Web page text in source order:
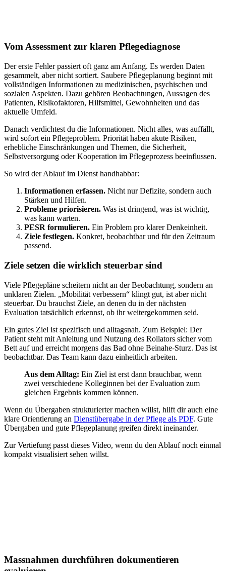
Vom Assessment zur klaren Pflegediagnose
Der erste Fehler passiert oft ganz am Anfang. Es werden Daten
gesammelt, aber nicht sortiert. Saubere Pflegeplanung beginnt mit
vollständigen Informationen zu medizinischen, psychischen und
sozialen Aspekten. Dazu gehören Beobachtungen, Aussagen des
Patienten, Risikofaktoren, Hilfsmittel, Gewohnheiten und das
aktuelle Umfeld.
Danach verdichtest du die Informationen. Nicht alles, was auffällt,
wird sofort ein Pflegeproblem. Priorität haben akute Risiken,
erhebliche Einschränkungen und Themen, die Sicherheit,
Selbstversorgung oder Kooperation im Pflegeprozess beeinflussen.
So wird der Ablauf im Dienst handhabbar:
Informationen erfassen. Nicht nur Defizite, sondern auch
Stärken und Hilfen.
Probleme priorisieren. Was ist dringend, was ist wichtig,
was kann warten.
PESR formulieren. Ein Problem pro klarer Denkeinheit.
Ziele festlegen. Konkret, beobachtbar und für den Zeitraum
passend.
Ziele setzen die wirklich steuerbar sind
Viele Pflegepläne scheitern nicht an der Beobachtung, sondern an
unklaren Zielen. „Mobilität verbessern“ klingt gut, ist aber nicht
steuerbar. Du brauchst Ziele, an denen du in der nächsten
Evaluation tatsächlich erkennst, ob ihr weitergekommen seid.
Ein gutes Ziel ist spezifisch und alltagsnah. Zum Beispiel: Der
Patient steht mit Anleitung und Nutzung des Rollators sicher vom
Bett auf und erreicht morgens das Bad ohne Beinahe-Sturz. Das ist
beobachtbar. Das Team kann dazu einheitlich arbeiten.
Aus dem Alltag: Ein Ziel ist erst dann brauchbar, wenn
zwei verschiedene Kolleginnen bei der Evaluation zum
gleichen Ergebnis kommen können.
Wenn du Übergaben strukturierter machen willst, hilft dir auch eine
klare Orientierung an Dienstübergabe in der Pflege als PDF. Gute
Übergaben und gute Pflegeplanung greifen direkt ineinander.
Zur Vertiefung passt dieses Video, wenn du den Ablauf noch einmal
kompakt visualisiert sehen willst.
Massnahmen durchführen dokumentieren